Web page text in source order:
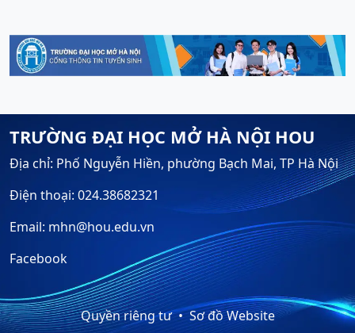
TRƯỜNG ĐẠI HỌC MỞ HÀ NỘI HOU
Địa chỉ: Phố Nguyễn Hiền, phường Bạch Mai, TP Hà Nội
Điện thoại: 024.38682321
Email: mhn@hou.edu.vn
Facebook
Quyền riêng tư Sơ đồ Website